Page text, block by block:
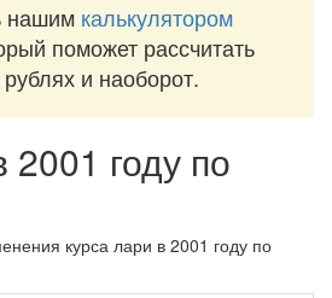
нашим калькулятором
поможет рассчитать
и наоборот.
2001 году по
курса лари в 2001 году по